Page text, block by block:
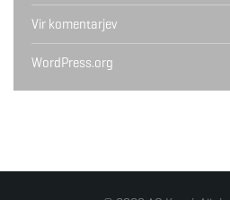
Vir komentarjev
WordPress.org